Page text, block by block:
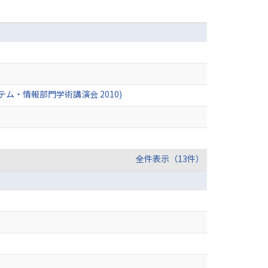
ム・情報部門学術講演会 2010)
全件表示（13件）